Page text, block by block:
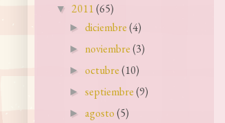
▼ 2011(65)
►diciembre(4)
► noviembre(3)
►octubre(10)
►septiembre(9)
►agosto(5)